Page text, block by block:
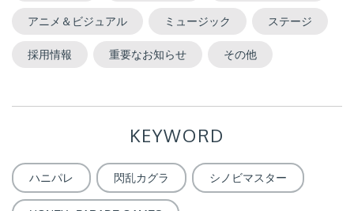
アニメ＆ビジュアル ミュージック ステージ
採用情報 重要なお知らせ その他
KEYWORD
ハニパレ 閃乱カグラ シノビマスター